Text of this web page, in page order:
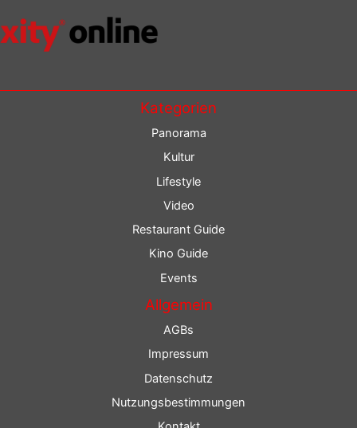
Kategorien
Panorama
Kultur
Lifestyle
Video
Restaurant Guide
Kino Guide
Events
Allgemein
AGBs
Impressum
Datenschutz
Nutzungsbestimmungen